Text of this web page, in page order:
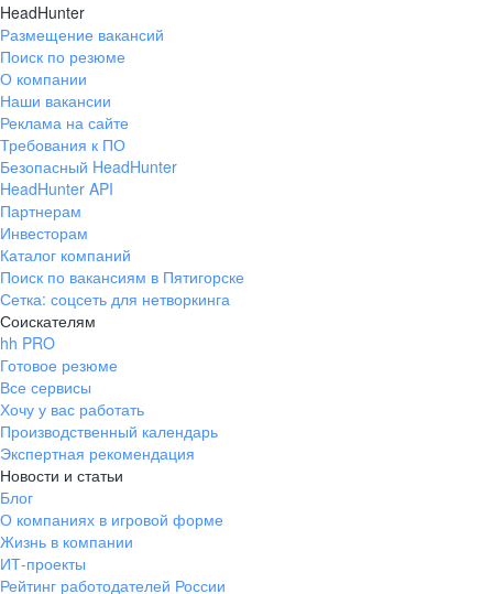
HeadHunter
Размещение вакансий
Поиск по резюме
О компании
Наши вакансии
Реклама на сайте
Требования к ПО
Безопасный HeadHunter
HeadHunter API
Партнерам
Инвесторам
Каталог компаний
Поиск по вакансиям в Пятигорске
Сетка: соцсеть для нетворкинга
Соискателям
hh PRO
Готовое резюме
Все сервисы
Хочу у вас работать
Производственный календарь
Экспертная рекомендация
Новости и статьи
Блог
О компаниях в игровой форме
Жизнь в компании
ИТ-проекты
Рейтинг работодателей России